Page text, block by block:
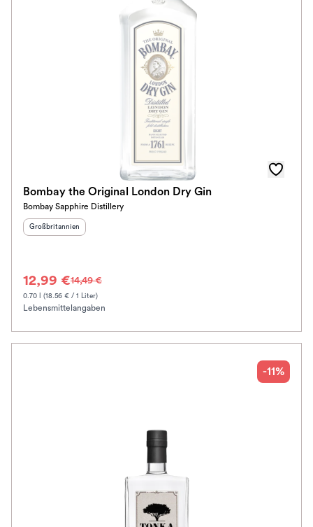
Bombay the Original London Dry Gin
Bombay Sapphire Distillery
Herkunftsland:
Großbritannien
12,99 €14,49 €
0.70 l (18.56 € / 1 Liter)
Lebensmittelangaben
-11%